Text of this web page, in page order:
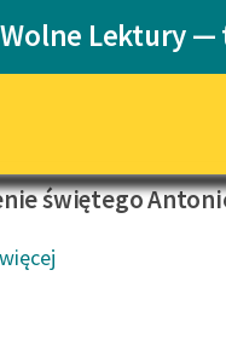
Lektury
literatury
E-
literatury
uczennic
Lektury
świętego